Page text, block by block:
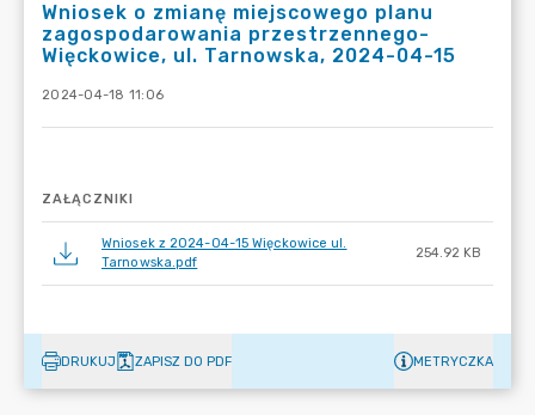
Wniosek o zmianę miejscowego planu
zagospodarowania przestrzennego-
Więckowice, ul. Tarnowska, 2024-04-15
2024-04-18 11:06
ZAŁĄCZNIKI
Wniosek z 2024-04-15 Więckowice ul.
Tarnowska.pdf
254.92 KB
DRUKUJ ZAPISZ DO PDF METRYCZKA